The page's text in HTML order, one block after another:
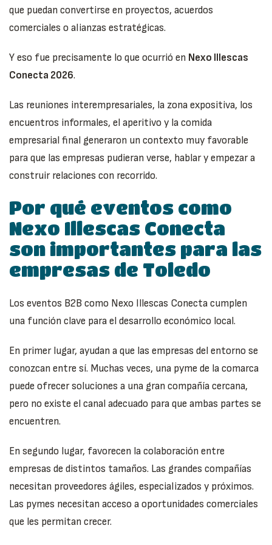
que puedan convertirse en proyectos, acuerdos
comerciales o alianzas estratégicas.
Y eso fue precisamente lo que ocurrió en Nexo Illescas
Conecta 2026.
Las reuniones interempresariales, la zona expositiva, los
encuentros informales, el aperitivo y la comida
empresarial final generaron un contexto muy favorable
para que las empresas pudieran verse, hablar y empezar a
construir relaciones con recorrido.
Por qué eventos como
Nexo Illescas Conecta
son importantes para las
empresas de Toledo
Los eventos B2B como Nexo Illescas Conecta cumplen
una función clave para el desarrollo económico local.
En primer lugar, ayudan a que las empresas del entorno se
conozcan entre sí. Muchas veces, una pyme de la comarca
puede ofrecer soluciones a una gran compañía cercana,
pero no existe el canal adecuado para que ambas partes se
encuentren.
En segundo lugar, favorecen la colaboración entre
empresas de distintos tamaños. Las grandes compañías
necesitan proveedores ágiles, especializados y próximos.
Las pymes necesitan acceso a oportunidades comerciales
que les permitan crecer.